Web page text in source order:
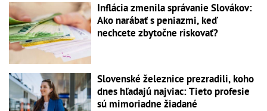
Inflácia zmenila správanie Slovákov:
Ako narábať s peniazmi, keď
nechcete zbytočne riskovať?
Slovenské železnice prezradili, koho
dnes hľadajú najviac: Tieto profesie
sú mimoriadne žiadané